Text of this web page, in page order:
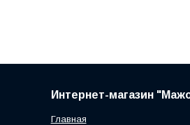
Интернет-магазин
Главная